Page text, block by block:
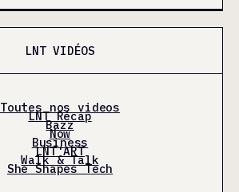
LNT VIDÉOS
Toutes nos videos
LNT Récap
Bazz
Now
Business
LNT'ART
Walk & Talk
She Shapes Tech